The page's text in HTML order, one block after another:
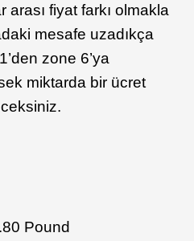
fiyat farkı olmakla
mesafe uzadıkça
zone 6’ya
miktarda bir ücret
Pound